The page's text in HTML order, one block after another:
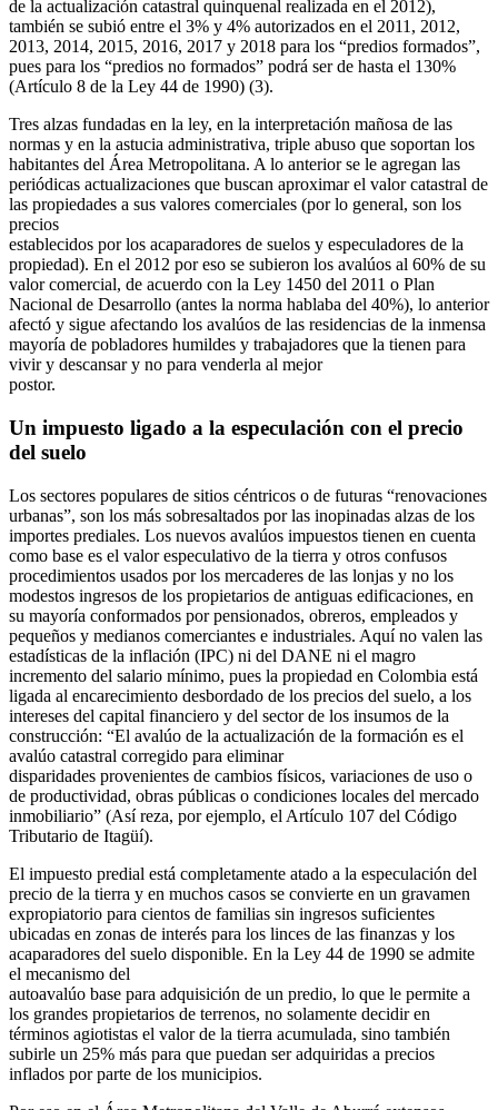
de la actualización catastral quinquenal realizada en el 2012),
también se subió entre el 3% y 4% autorizados en el 2011, 2012,
2013, 2014, 2015, 2016, 2017 y 2018 para los “predios formados”,
pues para los “predios no formados” podrá ser de hasta el 130%
(Artículo 8 de la Ley 44 de 1990) (3).
Tres alzas fundadas en la ley, en la interpretación mañosa de las
normas y en la astucia administrativa, triple abuso que soportan los
habitantes del Área Metropolitana. A lo anterior se le agregan las
periódicas actualizaciones que buscan aproximar el valor catastral de
las propiedades a sus valores comerciales (por lo general, son los
precios
establecidos por los acaparadores de suelos y especuladores de la
propiedad). En el 2012 por eso se subieron los avalúos al 60% de su
valor comercial, de acuerdo con la Ley 1450 del 2011 o Plan
Nacional de Desarrollo (antes la norma hablaba del 40%), lo anterior
afectó y sigue afectando los avalúos de las residencias de la inmensa
mayoría de pobladores humildes y trabajadores que la tienen para
vivir y descansar y no para venderla al mejor
postor.
Un impuesto ligado a la especulación con el precio
del suelo
Los sectores populares de sitios céntricos o de futuras “renovaciones
urbanas”, son los más sobresaltados por las inopinadas alzas de los
importes prediales. Los nuevos avalúos impuestos tienen en cuenta
como base es el valor especulativo de la tierra y otros confusos
procedimientos usados por los mercaderes de las lonjas y no los
modestos ingresos de los propietarios de antiguas edificaciones, en
su mayoría conformados por pensionados, obreros, empleados y
pequeños y medianos comerciantes e industriales. Aquí no valen las
estadísticas de la inflación (IPC) ni del DANE ni el magro
incremento del salario mínimo, pues la propiedad en Colombia está
ligada al encarecimiento desbordado de los precios del suelo, a los
intereses del capital financiero y del sector de los insumos de la
construcción: “El avalúo de la actualización de la formación es el
avalúo catastral corregido para eliminar
disparidades provenientes de cambios físicos, variaciones de uso o
de productividad, obras públicas o condiciones locales del mercado
inmobiliario” (Así reza, por ejemplo, el Artículo 107 del Código
Tributario de Itagüí).
El impuesto predial está completamente atado a la especulación del
precio de la tierra y en muchos casos se convierte en un gravamen
expropiatorio para cientos de familias sin ingresos suficientes
ubicadas en zonas de interés para los linces de las finanzas y los
acaparadores del suelo disponible. En la Ley 44 de 1990 se admite
el mecanismo del
autoavalúo base para adquisición de un predio, lo que le permite a
los grandes propietarios de terrenos, no solamente decidir en
términos agiotistas el valor de la tierra acumulada, sino también
subirle un 25% más para que puedan ser adquiridas a precios
inflados por parte de los municipios.